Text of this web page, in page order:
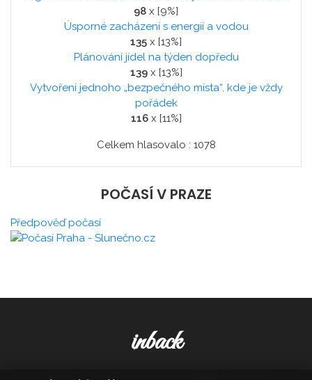
98 x [9%]
Úsporné zacházení s energií a vodou
135 x [13%]
Plánování jídel na týden dopředu
139x [13%]
Vytvoření jednoho „bezpečného místa“, kde je vždy
pořádek
116x [11%]
Celkem hlasovalo : 1078
POČASÍ V PRAZE
Předpověď počasí
inback
© 2026. All Rights Reserved,